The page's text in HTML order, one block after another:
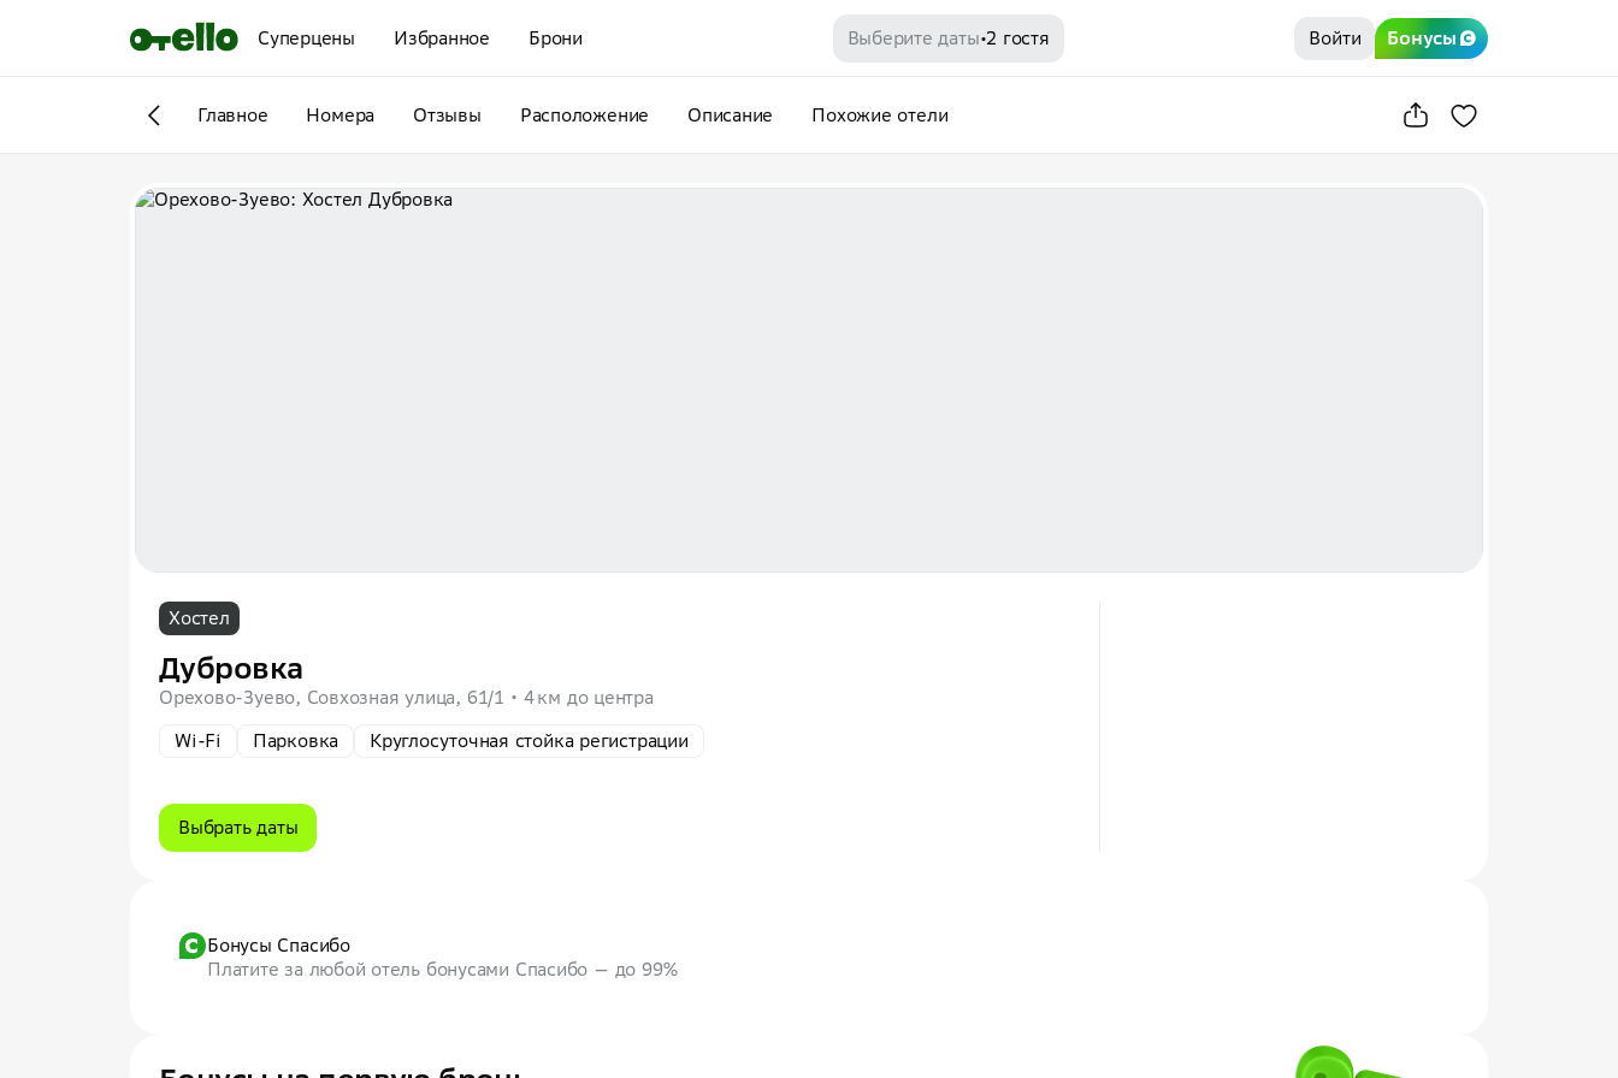
Суперцены Избранное Брони Выберите даты•2 гостя Войти Бонусы
Главное Номера Отзывы Расположение Описание Похожие отели
Хостел
Дубровка
Орехово-Зуево, Совхозная улица, 61/1
4 км до центра
Wi-Fi
Парковка Круглосуточная стойка регистрации
Выбрать даты
Бонусы Спасибо
Платите за любой отель бонусами Спасибо — до 99%